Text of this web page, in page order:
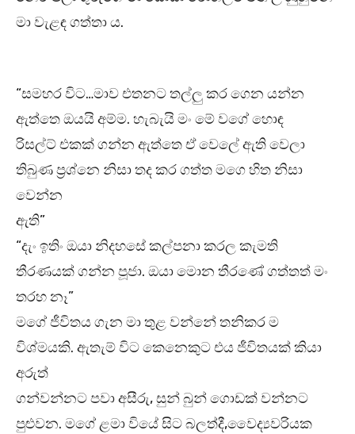
මා වැළඳ ගත්තා ය.
“සමහර විට…මාව එතනට තල්ලු කර ගෙන යන්න
ඇත්තෙ ඔයයි අම්ම. හැබැයි මං මේ වගේ හොඳ
රිසල්ට් එකක් ගන්න ඇත්තෙ ඒ වෙලේ ඇති වෙලා
තිබුණ ප්‍රශ්නෙ නිසා තද කර ගත්ත මගෙ හිත නිසා
වෙන්න
ඇති”
“දැං ඉතිං ඔයා නිදහසේ කල්පනා කරල කැමති
තීරණයක් ගන්න පූජා. ඔයා මොන තීරණේ ගත්තත් මං
තරහ නෑ”
මගේ ජීවිතය ගැන මා තුළ වන්නේ තනිකර ම
විශ්මයකි. ඇතැම් විට කෙනෙකුට එය ජීවිතයක් කියා
අරුත්
ගන්වන්නට පවා අසීරු, සුන් බුන් ගොඩක් වන්නට
පුළුවන. මගේ ළමා වියේ සිට බලත්දී,වෛද්‍යවරියක